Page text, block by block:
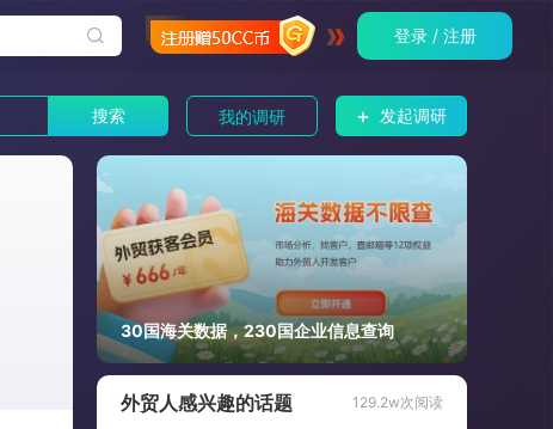
登录 / 注册
搜索 我的调研 + 发起调研
30国海关数据，230国企业信息查询
外贸人感兴趣的话题 129.2w次阅读